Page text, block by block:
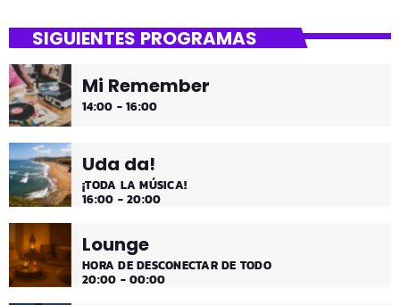
SIGUIENTES PROGRAMAS
Mi Remember
14:00 - 16:00
Uda da!
¡TODA LA MÚSICA!
16:00 - 20:00
Lounge
HORA DE DESCONECTAR DE TODO
20:00 - 00:00